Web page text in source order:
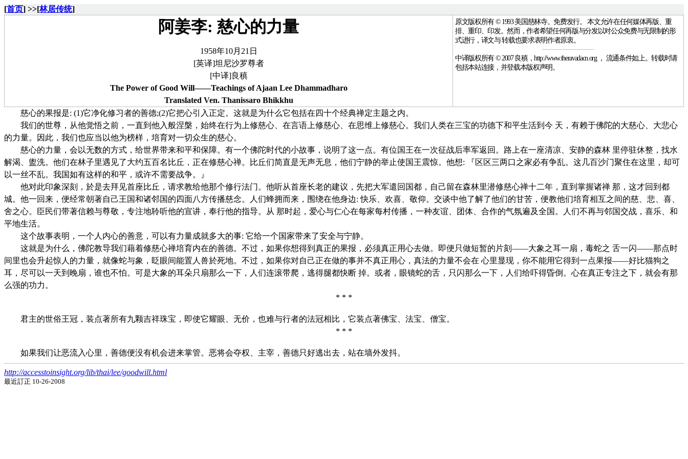
[首页] >>[林居传统]
阿姜李: 慈心的力量
1958年10月21日
[英译]坦尼沙罗尊者
[中译]良稹
The Power of Good Will——Teachings of Ajaan Lee Dhammadharo
Translated Ven. Thanissaro Bhikkhu
原文版权所有 © 1993 美国慈林寺。免费发行。 本文允许在任何媒体再版、重
排、重印、印发。然而，作者希望任何再版与分发以对公众免费与无限制的形
式进行，译文与 转载也要求表明作者原衷。
中译版权所有 © 2007 良稹，http://www.theravadacn.org ， 流通条件如上。转载时请
包括本站连接，并登载本版权声明。
慈心的果报是: (1)它净化修习者的善德;(2)它把心引入正定。这就是为什么它包括在四十个经典禅定主题之内。
我们的世尊，从他觉悟之前，一直到他入般涅槃，始终在行为上修慈心、在言语上修慈心、在思维上修慈心。我们人类在三宝的功德下和平生活到今 天，有赖于佛陀的大慈心、大悲心
的力量。因此，我们也应当以他为榜样，培育对一切众生的慈心。
慈心的力量，会以无数的方式，给世界带来和平和保障。有一个佛陀时代的小故事，说明了这一点。有位国王在一次征战后率军返回。路上在一座清凉、安静的森林 里停驻休整，找水
解渴、盥洗。他们在林子里遇见了大约五百名比丘，正在修慈心禅。比丘们简直是无声无息，他们宁静的举止使国王震惊。他想: 『区区三两口之家必有争乱。这几百沙门聚住在这里，却可
以一丝不乱。我国如有这样的和平，或许不需要战争。』
他对此印象深刻，於是去拜见首座比丘，请求教给他那个修行法门。他听从首座长老的建议，先把大军遣回国都，自己留在森林里潜修慈心禅十二年，直到掌握诸禅 那，这才回到都
城。他一回来，便经常朝著自己王国和诸邻国的四面八方传播慈念。人们蜂拥而来，围绕在他身边: 快乐、欢喜、敬仰。交谈中他了解了他们的甘苦，便教他们培育相互之间的慈、悲、喜、
舍之心。臣民们带著信赖与尊敬，专注地聆听他的宣讲，奉行他的指导。从 那时起，爱心与仁心在每家每村传播，一种友谊、团体、合作的气氛遍及全国。人们不再与邻国交战，喜乐、和
平地生活。
这个故事表明，一个人内心的善意，可以有力量成就多大的事: 它给一个国家带来了安全与宁静。
这就是为什么，佛陀教导我们藉着修慈心禅培育内在的善德。不过，如果你想得到真正的果报，必须真正用心去做。即便只做短暂的片刻——大象之耳一扇，毒蛇之 舌一闪——那点时
间里也会升起惊人的力量，就像蛇与象，眨眼间能置人兽於死地。不过，如果你对自己正在做的事并不真正用心，真法的力量不会在 心里显现，你不能用它得到一点果报——好比猫狗之
耳，尽可以一天到晚扇，谁也不怕。可是大象的耳朵只扇那么一下，人们连滚带爬，逃得腿都快断 掉。或者，眼镜蛇的舌，只闪那么一下，人们给吓得昏倒。心在真正专注之下，就会有那
么强的功力。
* * *
君主的世俗王冠，装点著所有九颗吉祥珠宝，即使它耀眼、无价，也难与行者的法冠相比，它装点著佛宝、法宝、僧宝。
* * *
如果我们让恶流入心里，善德便没有机会进来掌管。恶将会夺权、主宰，善德只好逃出去，站在墙外发抖。
http://accesstoinsight.org/lib/thai/lee/goodwill.html
最近訂正 10-26-2008